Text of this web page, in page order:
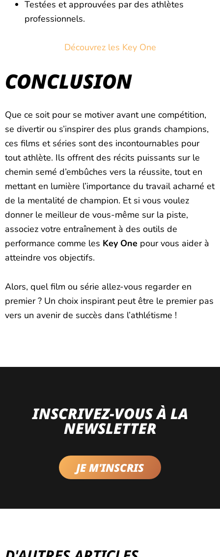
Testées et approuvées par des athlètes
professionnels.
Découvrez les Key One
CONCLUSION
Que ce soit pour se motiver avant une compétition,
se divertir ou s’inspirer des plus grands champions,
ces films et séries sont des incontournables pour
tout athlète. Ils offrent des récits puissants sur le
chemin semé d’embûches vers la réussite, tout en
mettant en lumière l’importance du travail acharné et
de la mentalité de champion. Et si vous voulez
donner le meilleur de vous-même sur la piste,
associez votre entraînement à des outils de
performance comme les Key One pour vous aider à
atteindre vos objectifs.
Alors, quel film ou série allez-vous regarder en
premier ? Un choix inspirant peut être le premier pas
vers un avenir de succès dans l’athlétisme !
INSCRIVEZ-VOUS À LA
NEWSLETTER
JE M'INSCRIS